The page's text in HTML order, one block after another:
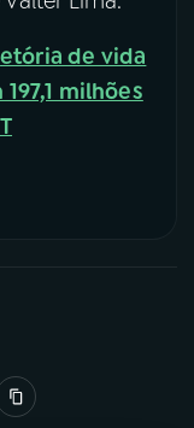
de vida
milhões